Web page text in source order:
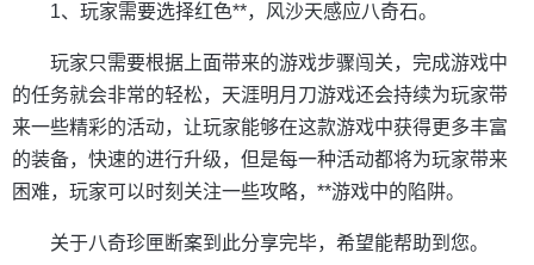
1、玩家需要选择红色**，风沙天感应八奇石。
玩家只需要根据上面带来的游戏步骤闯关，完成游戏中
的任务就会非常的轻松，天涯明月刀游戏还会持续为玩家带
来一些精彩的活动，让玩家能够在这款游戏中获得更多丰富
的装备，快速的进行升级，但是每一种活动都将为玩家带来
困难，玩家可以时刻关注一些攻略，**游戏中的陷阱。
关于八奇珍匣断案到此分享完毕，希望能帮助到您。